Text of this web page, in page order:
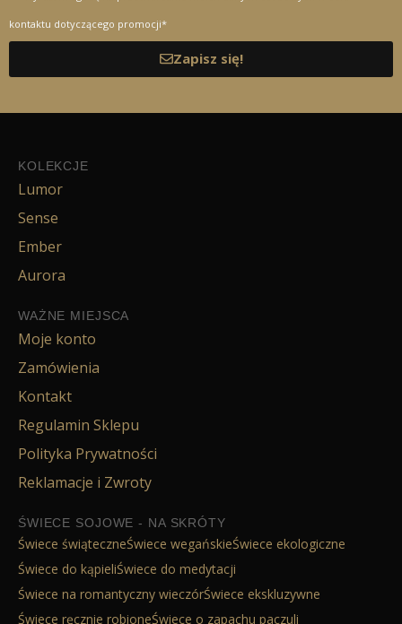
kontaktu dotyczącego promocji*
Zapisz się!
KOLEKCJE
Lumor
Sense
Ember
Aurora
WAŻNE MIEJSCA
Moje konto
Zamówienia
Kontakt
Regulamin Sklepu
Polityka Prywatności
Reklamacje i Zwroty
ŚWIECE SOJOWE - NA SKRÓTY
Świece świąteczneŚwiece wegańskieŚwiece ekologiczne
Świece do kąpieliŚwiece do medytacji
Świece na romantyczny wieczórŚwiece ekskluzywne
Świece ręcznie robioneŚwiece o zapachu paczuli